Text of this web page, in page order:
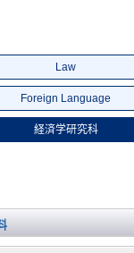
Law
Foreign Language
経済学研究科